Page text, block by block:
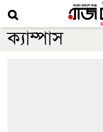
ক্যাম্পাস